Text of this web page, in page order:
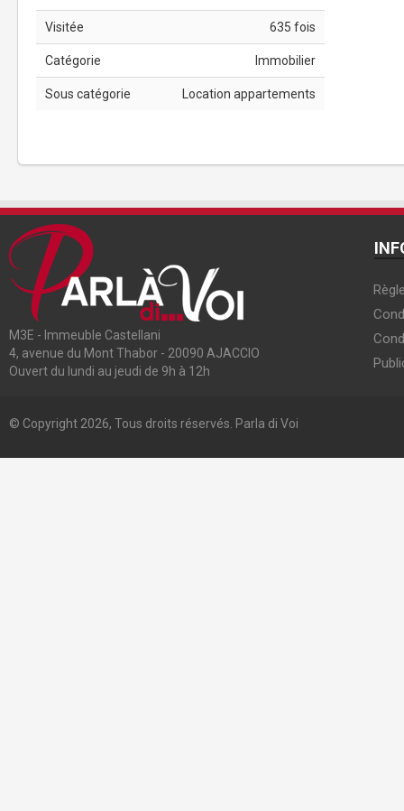
Visitée 635 fois
Catégorie Immobilier
Sous catégorie Location appartements
M3E - Immeuble Castellani
4, avenue du Mont Thabor - 20090 AJACCIO
Ouvert du lundi au jeudi de 9h à 12h
© Copyright 2026, Tous droits réservés. Parla di Voi